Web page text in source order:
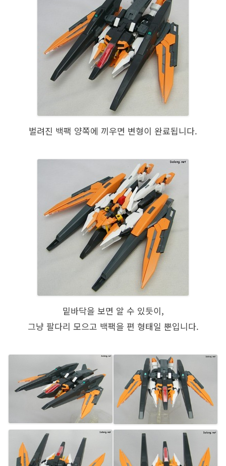
벌려진 백팩 양쪽에 끼우면 변형이 완료됩니다.
밑바닥을 보면 알 수 있듯이,
그냥 팔다리 모으고 백팩을 편 형태일 뿐입니다.